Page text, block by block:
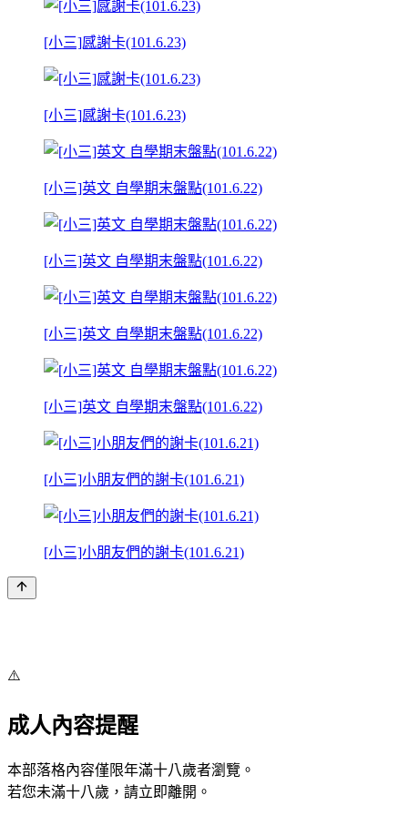
[小三]感謝卡(101.6.23)
[小三]感謝卡(101.6.23)
[小三]英文 自學期末盤點(101.6.22)
[小三]英文 自學期末盤點(101.6.22)
[小三]英文 自學期末盤點(101.6.22)
[小三]英文 自學期末盤點(101.6.22)
[小三]小朋友們的謝卡(101.6.21)
[小三]小朋友們的謝卡(101.6.21)
⚠️
成人內容提醒
本部落格內容僅限年滿十八歲者瀏覽。
若您未滿十八歲，請立即離開。